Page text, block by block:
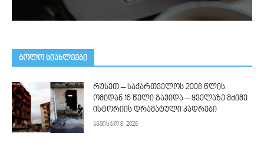
ᲑᲝᲚᲝ ᲡᲘᲐᲮᲚᲔᲔᲑᲘ
რუსეთ – საქართველოს 2008 წლის
ომიდან 16 წელი გავიდა – ყველაზე მძიმე
ისტორიის დრამატული კადრები
აგვისტო 8, 2026